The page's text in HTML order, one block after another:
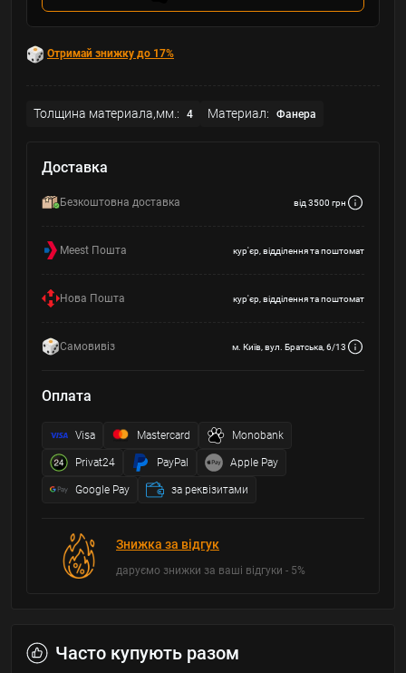
Отримай знижку до 17%
Толщина материала,мм.: 4 Материал: Фанера
Доставка
Безкоштовна доставка від 3500 грн
Meest Пошта кур'єр, відділення та поштомат
Нова Пошта кур'єр, відділення та поштомат
Самовивіз м. Київ, вул. Братська, 6/13
Оплата
Visa Mastercard Monobank
Privat24 PayPal Apple Pay
Google Pay за реквізитами
Знижка за відгук
даруємо знижки за ваші відгуки - 5%
Часто купують разом